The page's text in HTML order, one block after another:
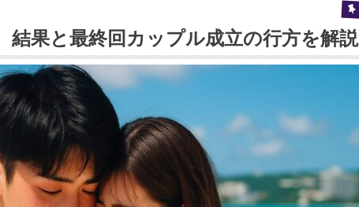
結果と最終回カップル成立の行方を解説